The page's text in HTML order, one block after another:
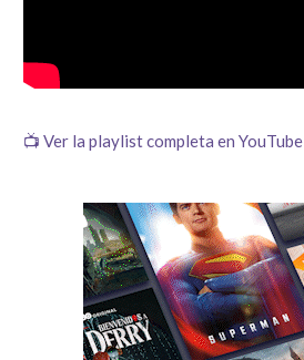
📺 Ver la playlist completa en YouTube